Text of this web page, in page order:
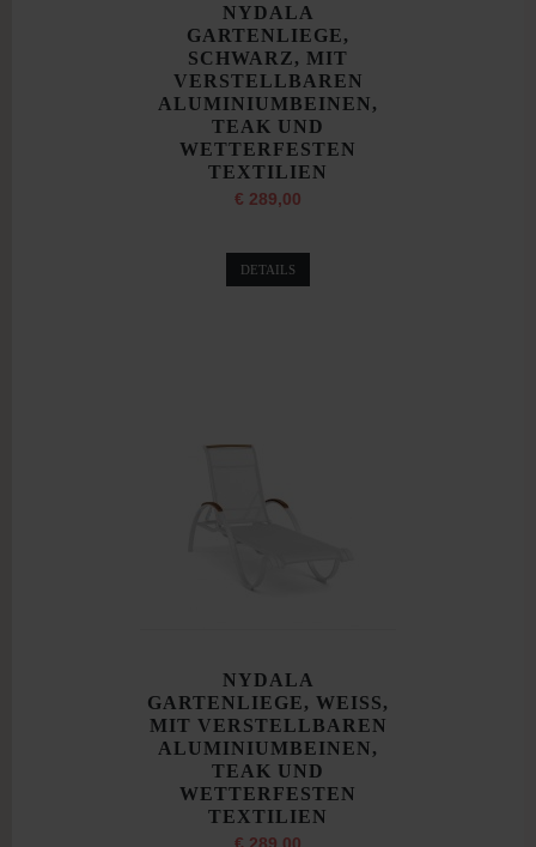
NYDALA
GARTENLIEGE,
SCHWARZ, MIT
VERSTELLBAREN
ALUMINIUMBEINEN,
TEAK UND
WETTERFESTEN
TEXTILIEN
€ 289,00
DETAILS
NYDALA
GARTENLIEGE, WEISS,
MIT VERSTELLBAREN
ALUMINIUMBEINEN,
TEAK UND
WETTERFESTEN
TEXTILIEN